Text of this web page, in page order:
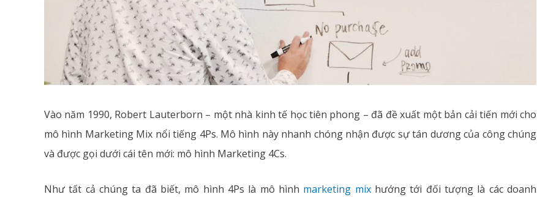
Vào năm 1990, Robert Lauterborn – một nhà kinh tế học tiên phong – đã đề xuất một bản cải tiến mới cho
mô hình Marketing Mix nổi tiếng 4Ps. Mô hình này nhanh chóng nhận được sự tán dương của công chúng
và được gọi dưới cái tên mới: mô hình Marketing 4Cs.
Như tất cả chúng ta đã biết, mô hình 4Ps là mô hình marketing mixhướng tới đối tượng là các doanh